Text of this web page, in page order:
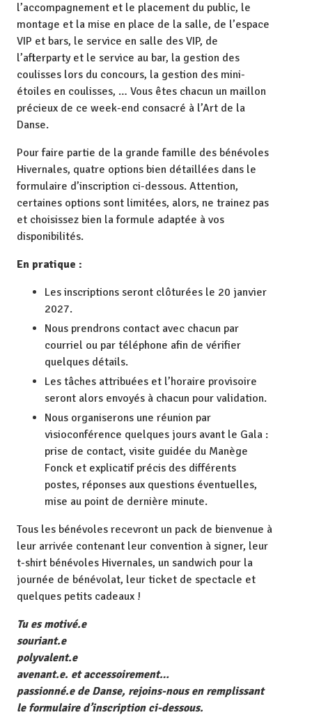
l’accompagnement et le placement du public, le
montage et la mise en place de la salle, de l’espace
VIP et bars, le service en salle des VIP, de
l’afterparty et le service au bar, la gestion des
coulisses lors du concours, la gestion des mini-
étoiles en coulisses, … Vous êtes chacun un maillon
précieux de ce week-end consacré à l’Art de la
Danse.
Pour faire partie de la grande famille des bénévoles
Hivernales, quatre options bien détaillées dans le
formulaire d’inscription ci-dessous. Attention,
certaines options sont limitées, alors, ne trainez pas
et choisissez bien la formule adaptée à vos
disponibilités.
En pratique :
Les inscriptions seront clôturées le 20 janvier
2027.
Nous prendrons contact avec chacun par
courriel ou par téléphone afin de vérifier
quelques détails.
Les tâches attribuées et l’horaire provisoire
seront alors envoyés à chacun pour validation.
Nous organiserons une réunion par
visioconférence quelques jours avant le Gala :
prise de contact, visite guidée du Manège
Fonck et explicatif précis des différents
postes, réponses aux questions éventuelles,
mise au point de dernière minute.
Tous les bénévoles recevront un pack de bienvenue à
leur arrivée contenant leur convention à signer, leur
t-shirt bénévoles Hivernales, un sandwich pour la
journée de bénévolat, leur ticket de spectacle et
quelques petits cadeaux !
Tu es motivé.e
souriant.e
polyvalent.e
avenant.e. et accessoirement…
passionné.e de Danse, rejoins-nous en remplissant
le formulaire d’inscription ci-dessous.